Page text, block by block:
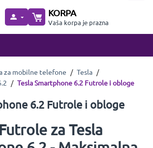
KORPA
Vaša korpa je prazna
za mobilne telefone / Tesla /
/ Tesla Smartphone 6.2 Futrole i obloge
6.2 Futrole i obloge
za Tesla